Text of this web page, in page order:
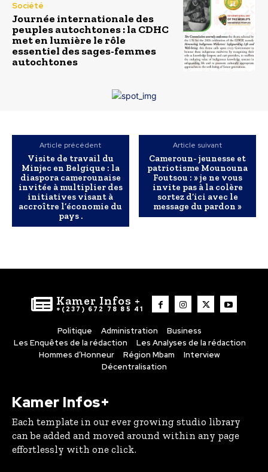
Société
Journée internationale des
peuples autochtones : la CDHC
met en lumière le rôle
essentiel des sages-femmes
autochtones
Article précédent
Visite de travail du
Minjec en Belgique : la
diaspora camerounaise
invitée à multiplier des
initiatives visant à
accroître l’économie du
pays .
Article suivant
Cameroun- jeunesse et
patriotisme Mounouna
Foutsou : » je ne vous
invite pas à la colère
sortez d’ici avec le
message du pardon »
Kamer Infos +
+(237) 672 78 85 41
Politique Administration
Business
Les Enquêtes de la rédaction
Les Analyses de la rédaction
Hommes d’Honneur
Région Mbam
Interview
Décentralisation
Kamer Infos+
Each template in our ever growing studio library
can be added and moved around within any page
effortlessly with one click.